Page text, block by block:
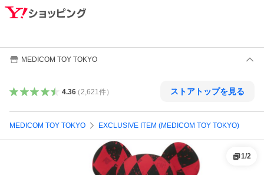
MEDICOM TOY TOKYO
4.36（ 2,621件） ストアトップを見る
MEDICOM TOY TOKYO EXCLUSIVE ITEM (MEDICOM TOY TOKYO)
1/2